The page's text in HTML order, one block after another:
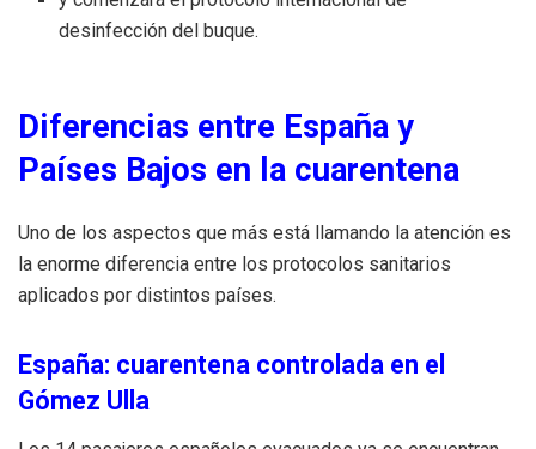
desinfección del buque.
Diferencias entre España y
Países Bajos en la cuarentena
Uno de los aspectos que más está llamando la atención es
la enorme diferencia entre los protocolos sanitarios
aplicados por distintos países.
España: cuarentena controlada en el
Gómez Ulla